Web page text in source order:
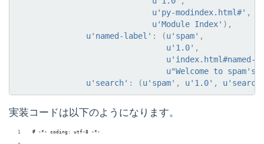
u'py-modindex.html#' ,
u'Module Index' ),
u'named-label' : (u'spam' ,
u'1.0' ,
u'index.html#named-
u"Welcome to spam's
u'search' : (u'spam' , u'1.0' , u
実装コードは以下のようになります。
# -*- coding: utf-8 -*-